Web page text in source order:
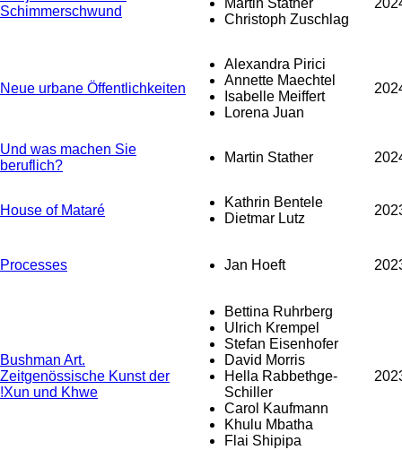
Schimmerschwund
Martin Stather
Christoph Zuschlag
Neue urbane Öffentlichkeiten
Alexandra Pirici
Annette Maechtel
Isabelle Meiffert
Lorena Juan
Und was machen Sie
beruflich?
Martin Stather
House of Mataré
Kathrin Bentele
Dietmar Lutz
Processes Jan Hoeft
Bushman Art.
Zeitgenössische Kunst der
!Xun und Khwe
Bettina Ruhrberg
Ulrich Krempel
Stefan Eisenhofer
David Morris
Hella Rabbethge-
Schiller
Carol Kaufmann
Khulu Mbatha
Flai Shipipa